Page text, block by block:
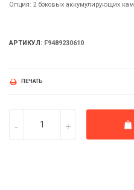
Опция: 2 боковых аккумулирующих
АРТИКУЛ: F9489230610
ПЕЧАТЬ